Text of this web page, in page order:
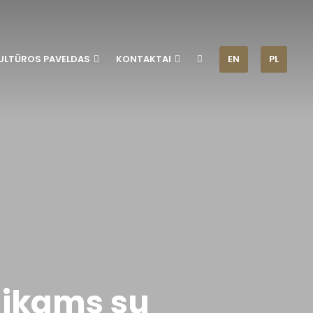
PAVELDAS KONTAKTAI EN PL
su